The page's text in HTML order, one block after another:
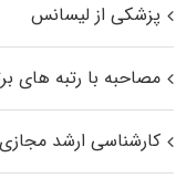
پزشکی از لیسانس
مصاحبه با رتبه های
کارشناسی ارشد مجازی